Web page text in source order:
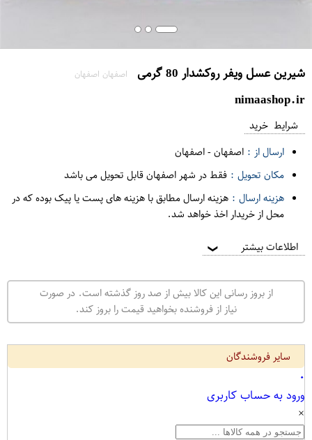
شیرین عسل ویفر روکشدار 80 گرمی اصفهان اصفهان
nimaashop.ir
شرایط خرید
ارسال از : اصفهان-اصفهان
مکان تحویل : فقط در شهر اصفهان قابل تحویل می باشد
هزینه ارسال : هزینه ارسال مطابق با هزینه های پست یا پیک بوده که در
محل از خریدار اخذ خواهد شد.
اطلاعات بیشتر ❯
از بروز رسانی این کالا بیش از صد روز گذشته است. در صورت
نیاز از فروشنده بخواهید قیمت را بروز کند.
سایر فروشندگان
۰
ورود به حساب کاربری
×